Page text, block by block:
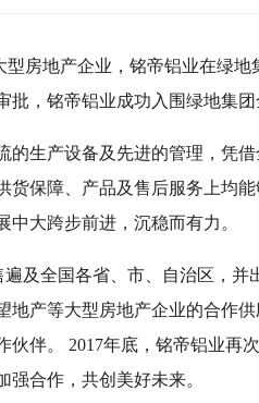
房地产企业，铭帝铝业在绿地
批，铭帝铝业成功入围绿地集团
的生产设备及先进的管理，凭
货保障、产品及售后服务上均
中大跨步前进，沉稳而有力。
及全国各省、市、自治区，并
地产等大型房地产企业的合作
伙伴。 2017年底，铭帝铝业再
强合作，共创美好未来。